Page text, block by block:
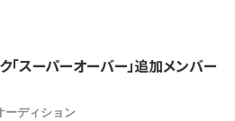
「スーパーオーバー」追加メンバー
ディション